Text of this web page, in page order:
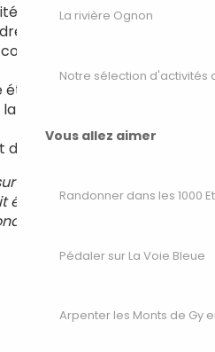
La rivière Ognon
Notre sélection d'activités
Vous allez aimer
Randonner dans les 1000
Pédaler sur La Voie Bleue
Arpenter les Monts de Gy
de vos visiteurs : un outil
rapidement à leurs
les horaires et
fonctionnalité coup de
de promotion du territoire
l’application et sur notre
être enregistrée dans la